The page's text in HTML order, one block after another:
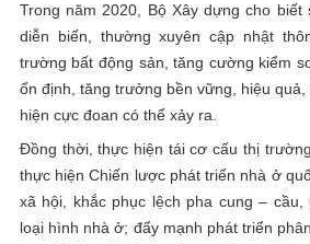
Trong năm 2020, Bộ Xây dựng cho biết
diễn biến, thường xuyên cập nhật
trường bất động sản, tăng cường kiểm
ổn định, tăng trưởng bền vững, hiệu quả,
hiện cực đoan có thể xảy ra.
Đồng thời, thực hiện tái cơ cấu thị
thực hiện Chiến lược phát triển nhà ở
xã hội, khắc phục lệch pha cung –
loại hình nhà ở; đẩy mạnh phát triển